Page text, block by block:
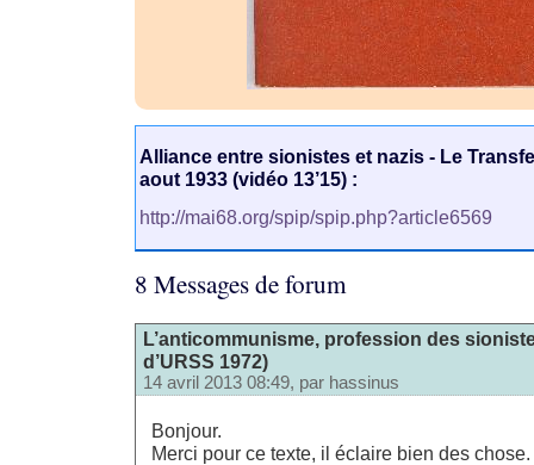
Alliance entre sionistes et nazis - Le
aout 1933 (vidéo 13’15) :
http://mai68.org/spip/spip.php?article6569
8 Messages de forum
L’anticommunisme, profession des
d’URSS 1972)
14 avril 2013 08:49, par hassinus
Bonjour.
Merci pour ce texte, il éclaire bien des chose.